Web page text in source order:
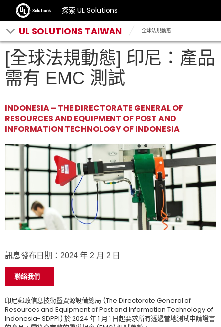
探索 UL Solutions
UL SOLUTIONS TAIWAN 全球法規動態
[全球法規動態] 印尼：產品
需有 EMC 測試
INDONESIA – THE DIRECTORATE GENERAL OF
RESOURCES AND EQUIPMENT OF POST AND
INFORMATION TECHNOLOGY OF INDONESIA
訊息發布日期：2024 年 2 月 2 日
聯絡我們
印尼郵政信息技術暨資源設備總局 (The Directorate General of
Resources and Equipment of Post and Information Technology of
Indonesia- SDPPI) 於 2024 年 1 月 1 日起要求所有透過當地測試申請證書